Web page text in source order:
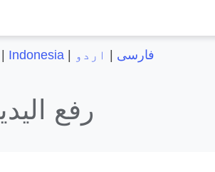
Indonesia| فارسی اردو
رفع